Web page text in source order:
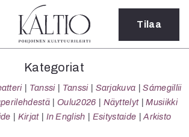
Kategoriat
Verkkoartikkeli
Teatteri
Tanssi
Tilaa
Kategoriat
Tanssi Tanssi Sarjakuva
Sámegillii
Oulu2026 Näyttelyt
Musiikki
Kirjat In English Esitystaide Arkisto